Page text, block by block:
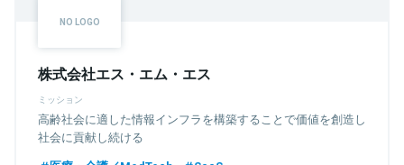
株式会社エス・エム・エス
ミッション
高齢社会に適した情報インフラを構築することで価値を創造し
社会に貢献し続ける